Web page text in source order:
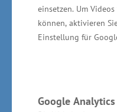
einsetzen. Um
können, aktivieren
Einstellung für
Google Analytics
Mecklenburg-
Duale
Darüber hinaus